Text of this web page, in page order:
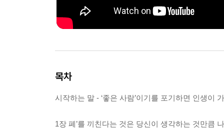
목차
시작하는 말 - ‘좋은 사람’이기를 포기하면 인생이
1장 폐’를 끼친다는 것은 당신이 생각하는 것만큼